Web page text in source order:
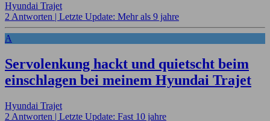
Hyundai Trajet
2 Antworten | Letzte Update: Mehr als 9 jahre
A
Servolenkung hackt und quietscht beim
einschlagen bei meinem Hyundai Trajet
Hyundai Trajet
2 Antworten | Letzte Update: Fast 10 jahre